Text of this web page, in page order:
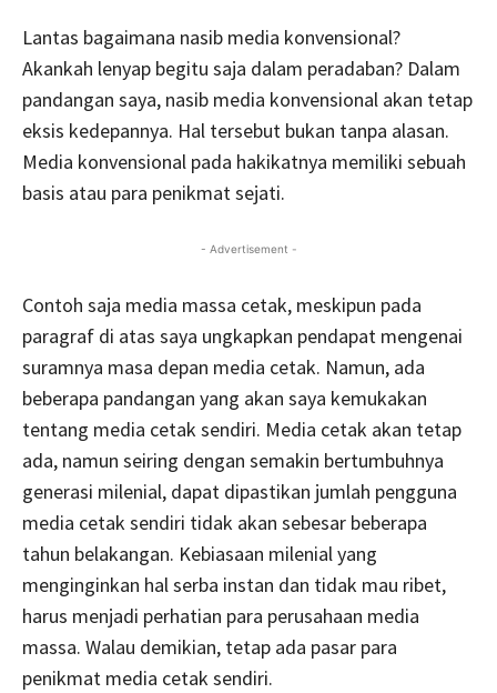
Lantas bagaimana nasib media konvensional?
Akankah lenyap begitu saja dalam peradaban? Dalam
pandangan saya, nasib media konvensional akan tetap
eksis kedepannya. Hal tersebut bukan tanpa alasan.
Media konvensional pada hakikatnya memiliki sebuah
basis atau para penikmat sejati.
- Advertisement -
Contoh saja media massa cetak, meskipun pada
paragraf di atas saya ungkapkan pendapat mengenai
suramnya masa depan media cetak. Namun, ada
beberapa pandangan yang akan saya kemukakan
tentang media cetak sendiri. Media cetak akan tetap
ada, namun seiring dengan semakin bertumbuhnya
generasi milenial, dapat dipastikan jumlah pengguna
media cetak sendiri tidak akan sebesar beberapa
tahun belakangan. Kebiasaan milenial yang
menginginkan hal serba instan dan tidak mau ribet,
harus menjadi perhatian para perusahaan media
massa. Walau demikian, tetap ada pasar para
penikmat media cetak sendiri.